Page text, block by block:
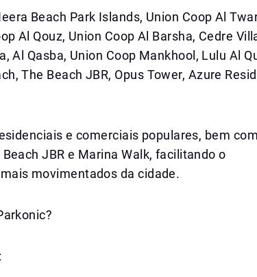
Beach Park Islands, Union Coop Al
Al Qouz, Union Coop Al Barsha, Cedre
Al Qasba, Union Coop Mankhool, Lulu Al
The Beach JBR, Opus Tower, Azure
e comerciais populares, bem
JBR e Marina Walk, facilitando o
movimentados da cidade.